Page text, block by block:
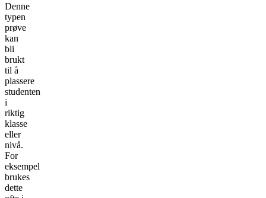
Denne
typen
prøve
kan
bli
brukt
til å
plassere
studenten
i
riktig
klasse
eller
nivå.
For
eksempel
brukes
dette